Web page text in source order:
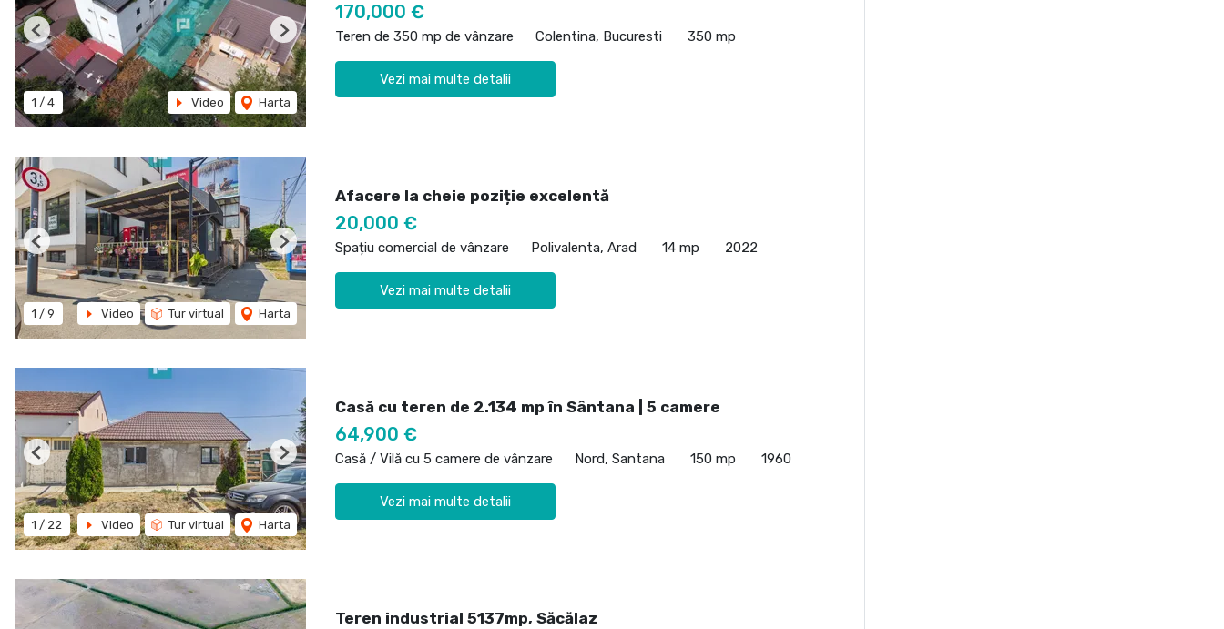
1 / 4 Video Harta
Previous Next
170,000 €
Teren de 350 mp de vânzare Colentina, Bucuresti 350 mp
Vezi mai multe detalii
1 / 9 Video Tur virtual Harta
Previous Next
Afacere la cheie poziție excelentă
20,000 €
Spațiu comercial de vânzare Polivalenta, Arad 14 mp 2022
Vezi mai multe detalii
1 / 22 Video Tur virtual Harta
Previous Next
Casă cu teren de 2.134 mp în Sântana | 5 camere
64,900 €
Casă / Vilă cu 5 camere de vânzare Nord, Santana 150 mp 1960
Vezi mai multe detalii
Teren industrial 5137mp, Săcălaz